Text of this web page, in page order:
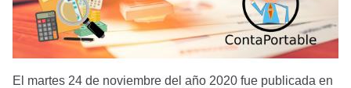
El martes 24 de noviembre del año 2020 fue publicada en